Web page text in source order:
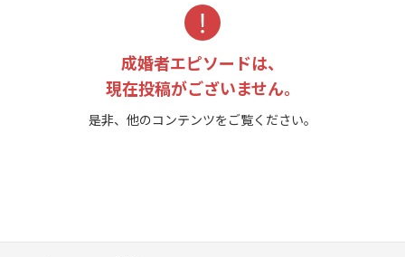
成婚者エピソードは、
現在投稿がございません。
是非、他のコンテンツをご覧ください。